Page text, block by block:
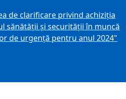
de clarificare privind achiziţia
sănătăţii şi securităţii în muncă
de urgenţă pentru anul 2024"